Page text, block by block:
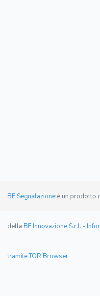
BE Segnalazione è un prodotto
della BE Innovazione S.r.l. -
tramite TOR Browser